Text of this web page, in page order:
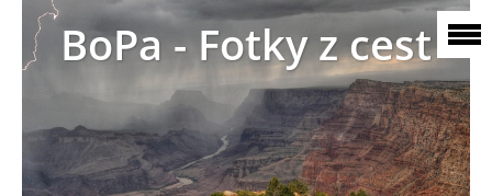
BoPa - Fotky z cest